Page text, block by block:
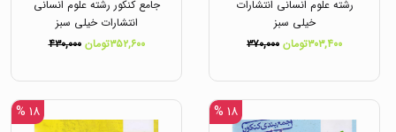
رشته علوم انسانی انتشارات
خیلی سبز
۳۰۳,۴۰۰تومان
۳۷۰,۰۰۰
جامع کنکور رشته علوم انسانی
انتشارات خیلی سبز
۳۵۲,۶۰۰تومان
۴۳۰,۰۰۰
۱۸ % ۱۸ %